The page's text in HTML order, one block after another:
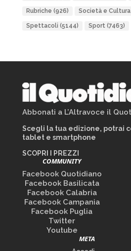
Rubriche (926) Società e Cultura
Spettacoli (5144) Sport(7463)
Abbonati a L’Altravoce il
Scegli la tua edizione, potrai
tablet e smartphone
SCOPRI I PREZZI
COMMUNITY
Facebook Quotidiano
Facebook Basilicata
Facebook Calabria
Facebook Campania
Facebook Puglia
Twitter
Youtube
META